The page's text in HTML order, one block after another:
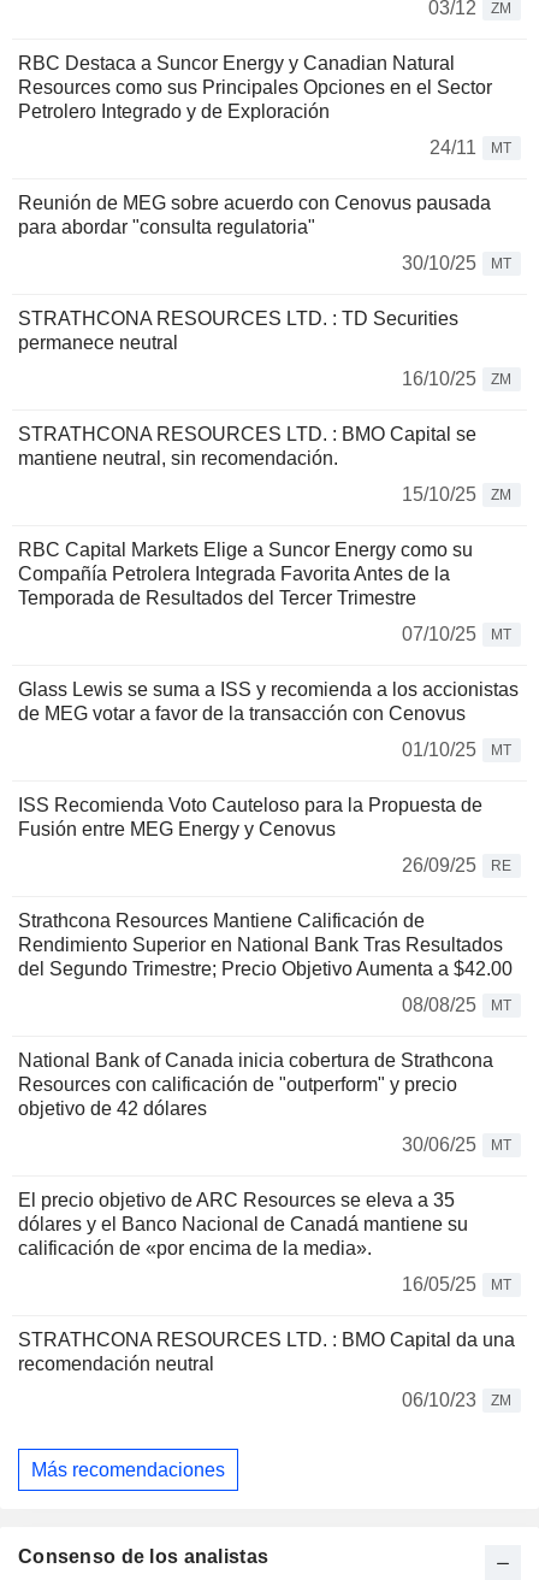
03/12 ZM
RBC Destaca a Suncor Energy y Canadian Natural
Resources como sus Principales Opciones en el Sector
Petrolero Integrado y de Exploración
24/11
MT
Reunión de MEG sobre acuerdo con Cenovus pausada
para abordar "consulta regulatoria"
30/10/25
MT
STRATHCONA RESOURCES LTD. : TD Securities
permanece neutral
16/10/25
ZM
STRATHCONA RESOURCES LTD. : BMO Capital se
mantiene neutral, sin recomendación.
15/10/25
ZM
RBC Capital Markets Elige a Suncor Energy como su
Compañía Petrolera Integrada Favorita Antes de la
Temporada de Resultados del Tercer Trimestre
07/10/25
MT
Glass Lewis se suma a ISS y recomienda a los accionistas
de MEG votar a favor de la transacción con Cenovus
01/10/25
MT
ISS Recomienda Voto Cauteloso para la Propuesta de
Fusión entre MEG Energy y Cenovus
26/09/25
RE
Strathcona Resources Mantiene Calificación de
Rendimiento Superior en National Bank Tras Resultados
del Segundo Trimestre; Precio Objetivo Aumenta a $42.00
08/08/25
MT
National Bank of Canada inicia cobertura de Strathcona
Resources con calificación de "outperform" y precio
objetivo de 42 dólares
30/06/25
MT
El precio objetivo de ARC Resources se eleva a 35
dólares y el Banco Nacional de Canadá mantiene su
calificación de «por encima de la media».
16/05/25
MT
STRATHCONA RESOURCES LTD. : BMO Capital da una
recomendación neutral
06/10/23
ZM
Más recomendaciones
Consenso de los analistas